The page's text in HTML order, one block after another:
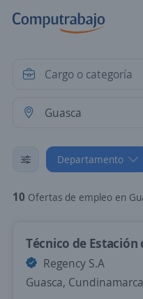
Departamento
10 Ofertas de empleo en Guasca,
Técnico de
Regency S.A
Guasca, Cundinamarca